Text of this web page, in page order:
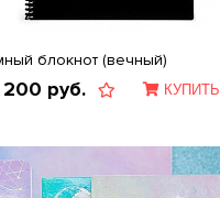
блокнот (вечный)
руб. КУПИТЬ